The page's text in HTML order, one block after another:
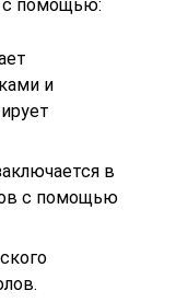
с помощью:
и
в
с помощью